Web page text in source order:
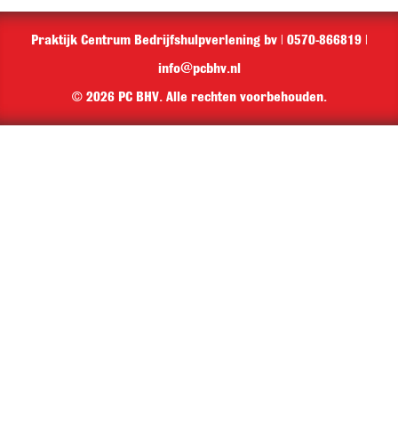
Praktijk Centrum Bedrijfshulpverlening bv | 0570-866819 |
info@pcbhv.nl
© 2026 PC BHV. Alle rechten voorbehouden.